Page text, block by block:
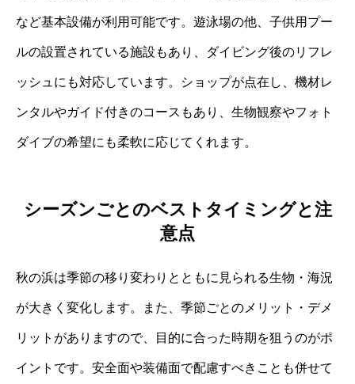
など基本設備が利用可能です。遊泳場の他、子供用プー
ルの設置されている施設もあり、ダイビング後のリフレ
ッシュにも対応しています。ショップが点在し、機材レ
ンタルやガイド付きのコースもあり、生物観察やフォト
ダイブの希望にも柔軟に応じてくれます。
シーズンごとのベストタイミングと注
意点
秋の浜は季節の移り変わりとともに見られる生物・海況
が大きく変化します。また、季節ごとのメリット・デメ
リットがありますので、目的に合った時期を狙うのがポ
イントです。安全面や装備面で配慮すべきことも併せて